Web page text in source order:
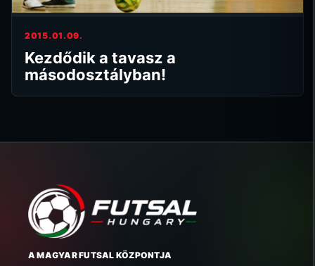
2015.01.09.
Kezdődik a tavasz a
másodosztályban!
A MAGYAR FUTSAL KÖZPONTJA